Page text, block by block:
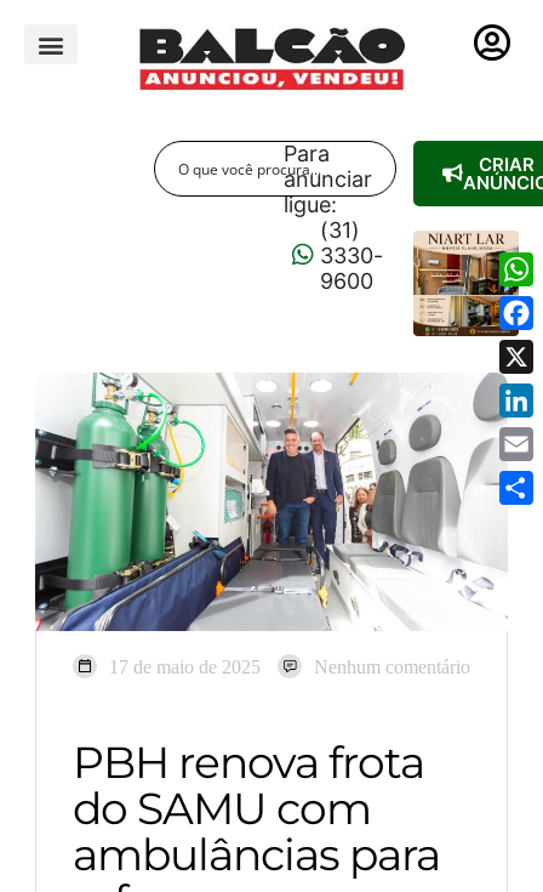
Para
anunciar
ligue:
(31)
3330-
9600
CRIAR
17 de maio de 2025 Nenhum comentário
PBH renova frota
do SAMU com
ambulâncias para
X